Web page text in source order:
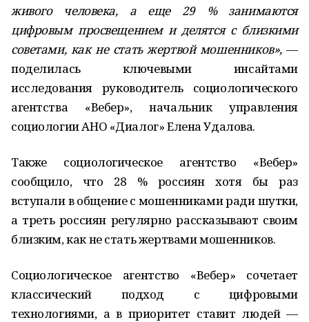
живого человека, а еще 29 % занимаются
цифровым просвещением и делятся с близкими
советами, как не стать жертвой мошенников»,—
поделилась ключевыми инсайтами
исследования руководитель социологического
агентства «Вебер», начальник управления
социологии АНО «Диалог» Елена Удалова.
Также социологическое агентство «Вебер»
сообщило, что 28 % россиян хотя бы раз
вступали в общение с мошенниками ради шутки,
а треть россиян регулярно рассказывают своим
близким, как не стать жертвами мошенников.
Социологическое агентство «Вебер» сочетает
классический подход с цифровыми
технологиями, а в приоритет ставит людей —